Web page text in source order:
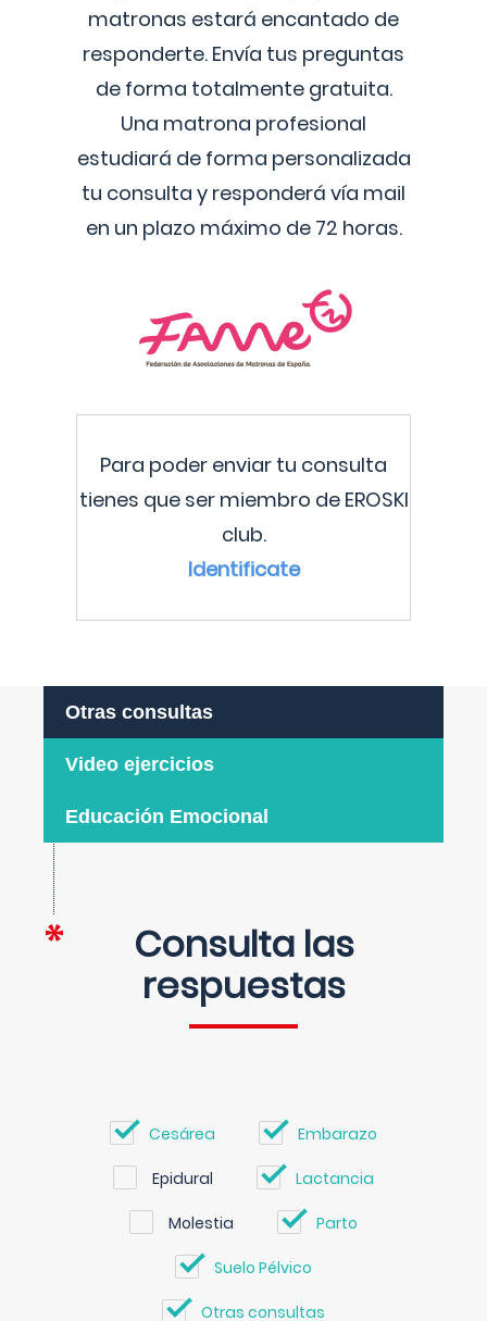
matronas estará encantado de
responderte. Envía tus preguntas
de forma totalmente gratuita.
Una matrona profesional
estudiará de forma personalizada
tu consulta y responderá vía mail
en un plazo máximo de 72 horas.
Para poder enviar tu consulta
tienes que ser miembro de EROSKI
club.
Identificate
Otras consultas
Video ejercicios
Educación Emocional
Consulta las
respuestas
Cesárea Embarazo
Epidural Lactancia
Molestia Parto
Suelo Pélvico
Otras consultas